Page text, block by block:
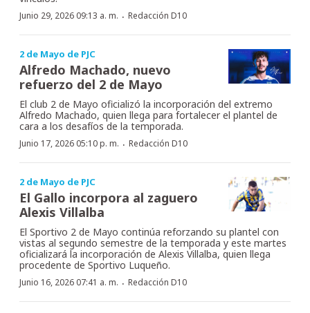
Junio 29, 2026 09:13 a. m. · Redacción D10
2 de Mayo de PJC
Alfredo Machado, nuevo
refuerzo del 2 de Mayo
El club 2 de Mayo oficializó la incorporación del extremo
Alfredo Machado, quien llega para fortalecer el plantel de
cara a los desafíos de la temporada.
Junio 17, 2026 05:10 p. m. · Redacción D10
2 de Mayo de PJC
El Gallo incorpora al zaguero
Alexis Villalba
El Sportivo 2 de Mayo continúa reforzando su plantel con
vistas al segundo semestre de la temporada y este martes
oficializará la incorporación de Alexis Villalba, quien llega
procedente de Sportivo Luqueño.
Junio 16, 2026 07:41 a. m. · Redacción D10